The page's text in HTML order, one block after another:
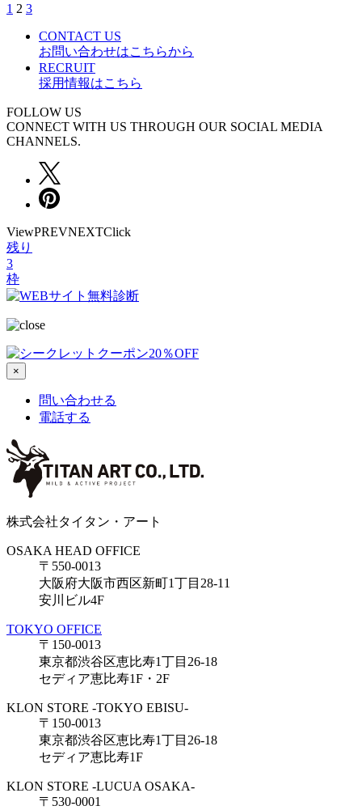
1 2 3
CONTACT US
お問い合わせはこちらから
RECRUIT
採用情報はこちら
FOLLOW US
CONNECT WITH US THROUGH OUR SOCIAL MEDIA
CHANNELS.
ViewPREVNEXTClick
残り
3
枠
×
問い合わせる
電話する
株式会社タイタン・アート
OSAKA HEAD OFFICE
〒550-0013
大阪府大阪市西区新町1丁目28-11
安川ビル4F
TOKYO OFFICE
〒150-0013
東京都渋谷区恵比寿1丁目26-18
セディア恵比寿1F・2F
KLON STORE -TOKYO EBISU-
〒150-0013
東京都渋谷区恵比寿1丁目26-18
セディア恵比寿1F
KLON STORE -LUCUA OSAKA-
〒530-0001